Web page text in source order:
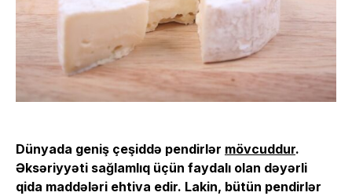
Dünyada geniş çeşiddə pendirlər mövcuddur.
Əksəriyyəti sağlamlıq üçün faydalı olan dəyərli
qida maddələri ehtiva edir. Lakin, bütün pendirlər